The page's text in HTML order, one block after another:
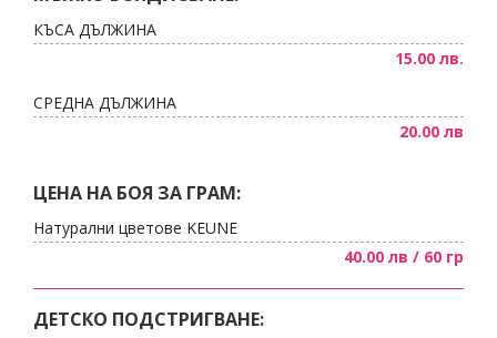
КЪСА ДЪЛЖИНА
15.00 лв.
СРЕДНА ДЪЛЖИНА
20.00 лв
ЦЕНА НА БОЯ ЗА ГРАМ:
Натурални цветове KEUNE
40.00 лв / 60 гр
ДЕТСКО ПОДСТРИГВАНЕ: